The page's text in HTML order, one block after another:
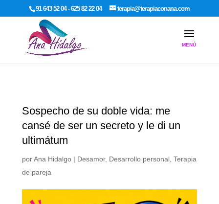
google-site-verification: google7dcda757e565a307.html
91 643 52 04 - 625 82 22 04 terapia@terapiaconana.com
Sospecho de su doble vida: me
cansé de ser un secreto y le di un
ultimátum
porAna Hidalgo| Desamor, Desarrollo personal, Terapia
de pareja